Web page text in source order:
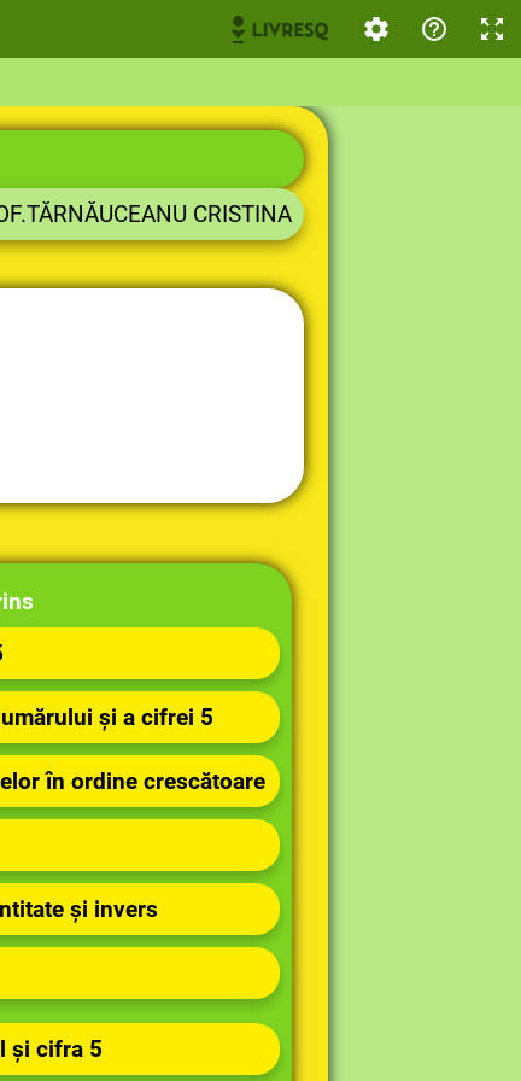
CRISTINA
și a cifrei 5
în ordine crescătoare
și invers
și cifra 5